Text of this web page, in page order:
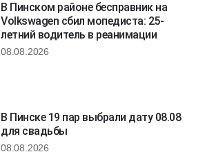
В Пинском районе бесправник на
Volkswagen сбил мопедиста: 25-
летний водитель в реанимации
08.08.2026
В Пинске 19 пар выбрали дату 08.08
для свадьбы
08.08.2026